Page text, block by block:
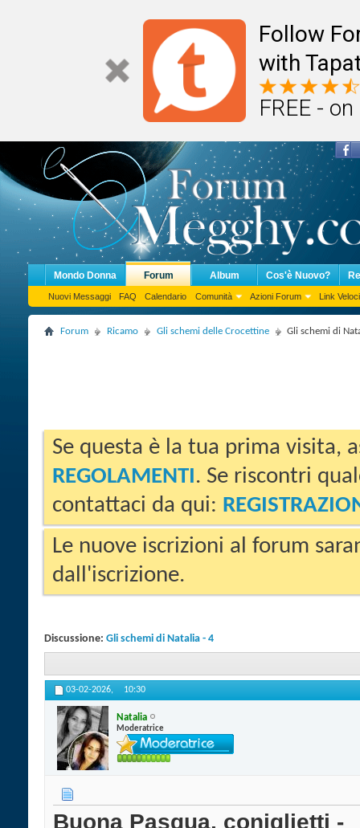
Follow
with
FREE -
Mondo Donna Forum
Nuovi Messaggi FAQ Calendario Comunità Azioni Forum Link Veloci
Album Cos'è Nuovo?
Forum Ricamo Gli schemi delle Crocettine Gli schemi di
Se questa è la tua prima visita,
REGOLAMENTI. Se riscontri
contattaci da qui:
Le nuove iscrizioni al forum
dall'iscrizione.
Discussione: Gli schemi di Natalia - 4
03-02-2026, 10:30
Natalia
Moderatrice
Buona Pasqua, coniglietti -